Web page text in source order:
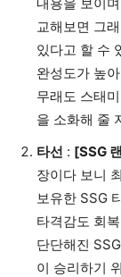
교해보면 그
있다고 할 수
완성도가 높
무래도 스태
을 소화해 줄
타선 : [SSG
장이다 보니
보유한 SSG
타격감도 회
단단해진
이 승리하기